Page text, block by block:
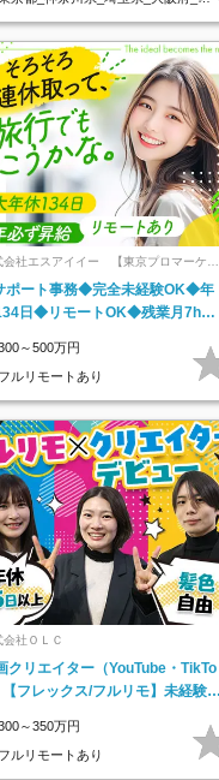
…
会社エスアイイー 【東京プロマーケッ
ポート事務◆完全未経験OK◆年
日◆リモートOK◆残業月7h以
～500万円
フルリモートあり
会社ＯＬＣ
クリエイター（YouTube・TikTo
フレックス/フルリモ】未経験O
～350万円
フルリモートあり